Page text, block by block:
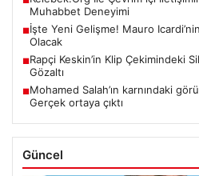
Muhabbet Deneyimi
■İşte Yeni Gelişme! Mauro
Olacak
■Rapçi Keskin’in Klip Çekimindeki
Gözaltı
■Mohamed Salah’ın karnındaki
Gerçek ortaya çıktı
Güncel